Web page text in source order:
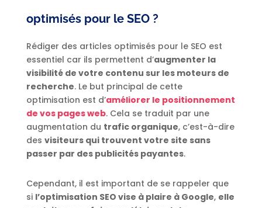
optimisés pour le SEO ?
Rédiger des articles optimisés pour le SEO est
essentiel car ils permettent d’augmenter la
visibilité de votre contenu sur les moteurs de
recherche. Le but principal de cette
optimisation est d’améliorer le positionnement
de vos pages web. Cela se traduit par une
augmentation du trafic organique, c’est-à-dire
des visiteurs qui trouvent votre site sans
passer par des publicités payantes.
Cependant, il est important de se rappeler que
si l’optimisation SEO vise à plaire à Google, elle